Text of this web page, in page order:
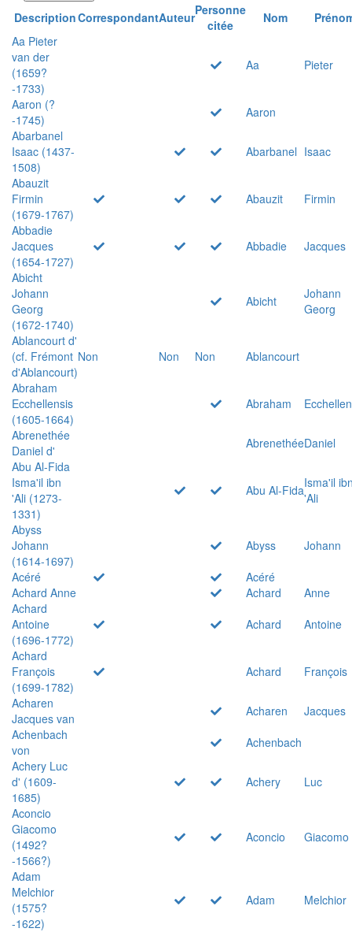
DescriptionCorrespondantAuteurPersonne
citée
Nom
Aa Pieter
van der
(1659?
-1733)
Aa Pieter
Aaron (?
-1745)
Aaron
Abarbanel
Isaac (1437-
1508)
Abarbanel Isaac
Abauzit
Firmin
(1679-1767)
Abauzit
Firmin
Abbadie
Jacques
(1654-1727)
Abbadie
Jacques
Abicht
Johann
Georg
(1672-1740)
Abicht
Johann
Georg
Ablancourt d'
(cf. Frémont
d'Ablancourt)
Non Non Non
Ablancourt
Abraham
Ecchellensis
(1605-1664)
Abraham
Abrenethée
Daniel d'
AbrenethéeDaniel
Abu Al-Fida
Isma'il ibn
'Ali (1273-
1331)
Abu Al-FidaIsma'il
'Ali
Abyss
Johann
(1614-1697)
Abyss
Johann
Acéré
Acéré
Achard Anne
Achard
Anne
Achard
Antoine
(1696-1772)
Achard
Antoine
Achard
François
(1699-1782)
Achard
François
Acharen
Jacques van
Acharen
Jacques
Achenbach
von
Achenbach
Achery Luc
d' (1609-
1685)
Achery
Luc
Aconcio
Giacomo
(1492?
-1566?)
Aconcio Giacomo
Adam
Melchior
(1575?
-1622)
Adam Melchior